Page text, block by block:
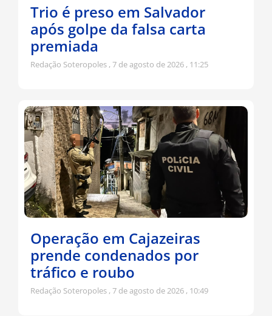
Trio é preso em Salvador
após golpe da falsa carta
premiada
Redação Soteropoles 7 de agosto de 2026 11:25
Operação em Cajazeiras
prende condenados por
tráfico e roubo
Redação Soteropoles 7 de agosto de 2026 10:49